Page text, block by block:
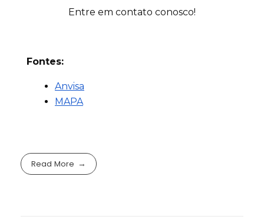
Entre em contato conosco!
Fontes:
Anvisa
MAPA
Read More